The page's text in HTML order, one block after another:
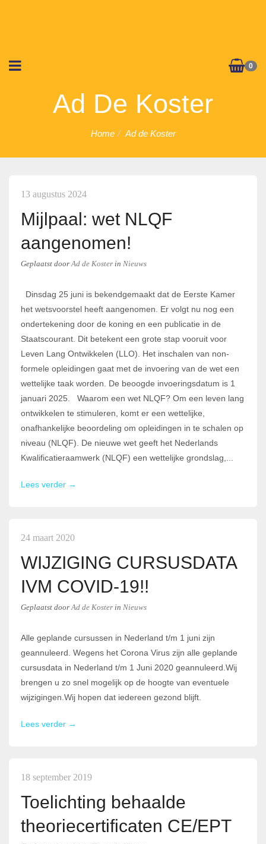
0
Ad De Koster
Home Ad de Koster
13 augustus 2024
Mijlpaal: wet NLQF
aangenomen!
Geplaatst doorAd de Koster in Nieuws
Dinsdag 25 juni is bekendgemaakt dat de Eerste Kamer
het wetsvoorstel heeft aangenomen. Er volgt nu nog een
ondertekening door de koning en een publicatie in de
Staatscourant. Dit betekent een grote stap vooruit voor
Leven Lang Ontwikkelen (LLO). Het inschalen van non-
formele opleidingen gaat met de invoering van de wet een
wettelijke taak worden. De beoogde invoeringsdatum is 1
januari 2025. Waarom een wet NLQF? Om een leven lang
ontwikkelen te stimuleren, komt er een wettelijke,
onafhankelijke beoordeling om opleidingen in te schalen op
niveau (NLQF). De nieuwe wet geeft het Nederlands
Kwalificatieraamwerk (NLQF) een wettelijke grondslag,...
Lees verder →
24 maart 2020
WIJZIGING CURSUSDATA
IVM COVID-19!!
Geplaatst doorAd de Koster in Nieuws
Alle geplande cursussen in Nederland t/m 1 juni zijn
geannuleerd. Wegens het Corona Virus zijn alle geplande
cursusdata in Nederland t/m 1 Juni 2020 geannuleerd.Wij
brengen u zo snel mogelijk op de hoogte van eventuele
wijzigingen.Wij hopen dat iedereen gezond blijft.
Lees verder →
18 september 2019
Toelichting behaalde
theoriecertificaten CE/EPT